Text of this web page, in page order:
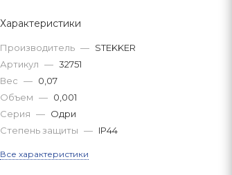
Характеристики
Производитель — STEKKER
Артикул — 32751
Вес — 0,07
Объем — 0,001
Серия — Одри
Степень защиты — IP44
Все характеристики